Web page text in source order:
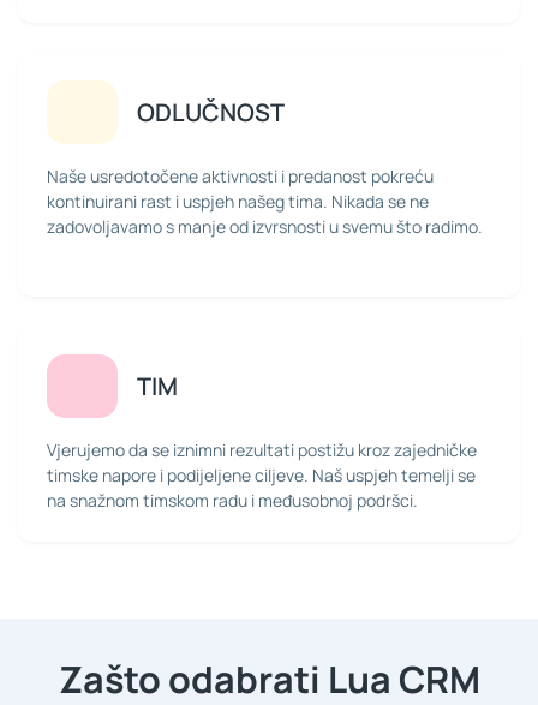
ODLUČNOST
Naše usredotočene aktivnosti i predanost pokreću
kontinuirani rast i uspjeh našeg tima. Nikada se ne
zadovoljavamo s manje od izvrsnosti u svemu što radimo.
TIM
Vjerujemo da se iznimni rezultati postižu kroz zajedničke
timske napore i podijeljene ciljeve. Naš uspjeh temelji se
na snažnom timskom radu i međusobnoj podršci.
Zašto odabrati Lua CRM